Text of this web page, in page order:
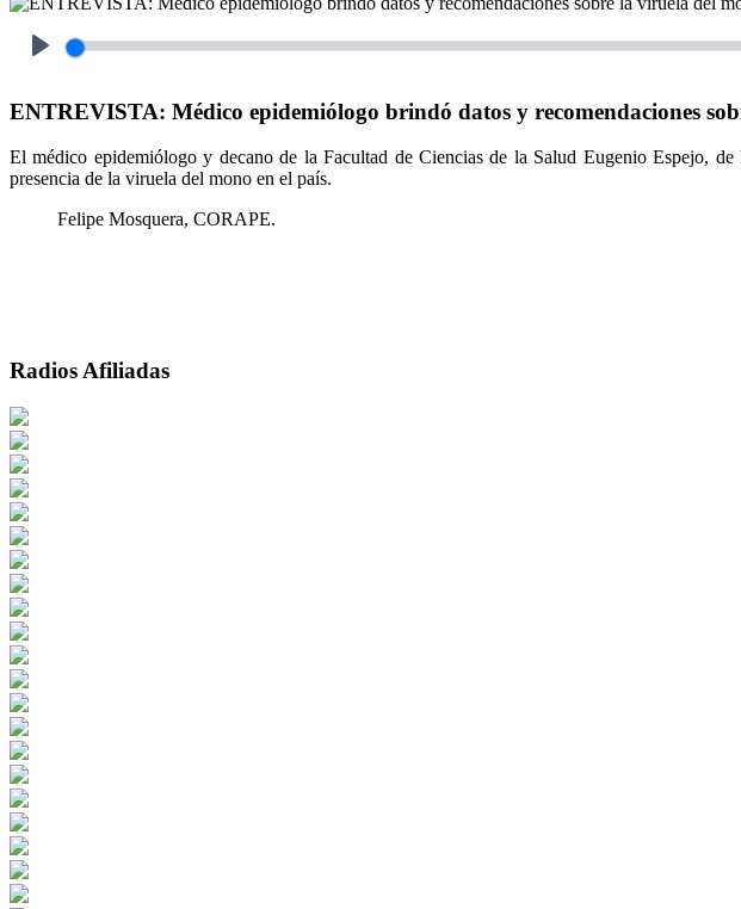
ENTREVISTA: Médico epidemiólogo brindó datos y recomendaciones
El médico epidemiólogo y decano de la Facultad de Ciencias de la Salud Eugenio Espejo,
presencia de la viruela del mono en el país.
Felipe Mosquera, CORAPE.
Radios Afiliadas